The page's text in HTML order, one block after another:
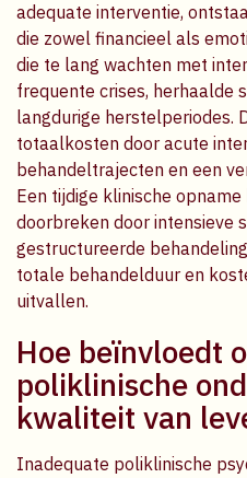
adequate interventie,
die zowel financieel als
die te lang wachten met
frequente crises, herhaalde
langdurige herstelperiodes.
totaalkosten door acute
behandeltrajecten en een
Een tijdige klinische
doorbreken door intensieve
gestructureerde
totale behandelduur en
uitvallen.
Hoe beïnvloedt
poliklinische
kwaliteit van
Inadequate poliklinische